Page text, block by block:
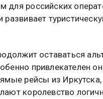
российских
оставаться
привлекателен
рейсы из
королевство